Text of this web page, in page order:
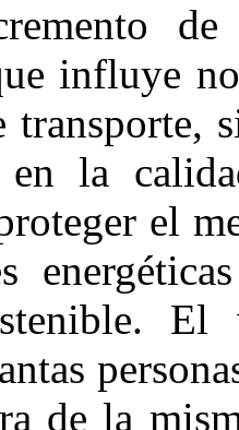
influye
transporte,
en la
el
El
de la